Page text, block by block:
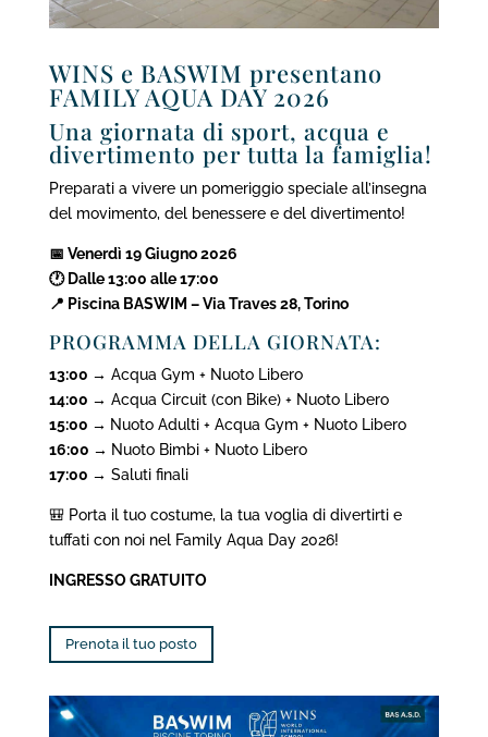
WINS e BASWIM presentano
FAMILY AQUA DAY 2026
Una giornata di sport, acqua e
divertimento per tutta la famiglia!
Preparati a vivere un pomeriggio speciale all’insegna
del movimento, del benessere e del divertimento!
📅 Venerdì 19 Giugno 2026
🕐 Dalle 13:00 alle 17:00
📍 Piscina BASWIM – Via Traves 28, Torino
PROGRAMMA DELLA GIORNATA:
13:00 → Acqua Gym + Nuoto Libero
14:00 → Acqua Circuit (con Bike) + Nuoto Libero
15:00 → Nuoto Adulti + Acqua Gym + Nuoto Libero
16:00 → Nuoto Bimbi + Nuoto Libero
17:00 → Saluti finali
🎒 Porta il tuo costume, la tua voglia di divertirti e
tuffati con noi nel Family Aqua Day 2026!
INGRESSO GRATUITO
Prenota il tuo posto